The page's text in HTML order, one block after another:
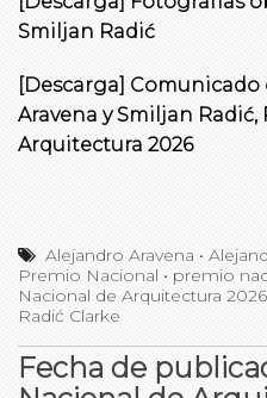
Smiljan Radić
[Descarga]
Aravena y Smiljan
Arquitectura 2026
Alejandro Aravena •
Premio Nacional • premio
Nacional de Arquitectura 2026
Radić Clarke
Fecha de